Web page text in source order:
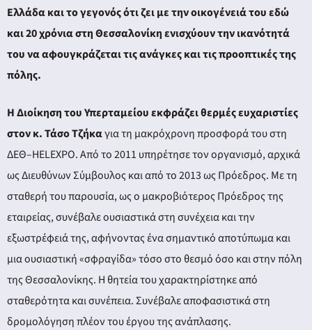
Ελλάδα και το γεγονός ότι ζει με την οικογένειά του εδώ
και 20 χρόνια στη Θεσσαλονίκη ενισχύουν την ικανότητά
του να αφουγκράζεται τις ανάγκες και τις προοπτικές της
πόλης.
Η Διοίκηση του Υπερταμείου εκφράζει θερμές ευχαριστίες
στον κ. Τάσο Τζήκαγια τη μακρόχρονη προσφορά του στη
ΔΕΘ–HELEXPO. Από το 2011 υπηρέτησε τον οργανισμό, αρχικά
ως Διευθύνων Σύμβουλος και από το 2013 ως Πρόεδρος. Με τη
σταθερή του παρουσία, ως ο μακροβιότερος Πρόεδρος της
εταιρείας, συνέβαλε ουσιαστικά στη συνέχεια και την
εξωστρέφειά της, αφήνοντας ένα σημαντικό αποτύπωμα και
μια ουσιαστική «σφραγίδα» τόσο στο θεσμό όσο και στην πόλη
της Θεσσαλονίκης. Η θητεία του χαρακτηρίστηκε από
σταθερότητα και συνέπεια. Συνέβαλε αποφασιστικά στη
δρομολόγηση πλέον του έργου της ανάπλασης.